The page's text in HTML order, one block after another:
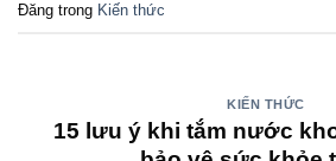
Đăng trong Kiến thức
KIẾN THỨC
15 lưu ý khi tắm nước